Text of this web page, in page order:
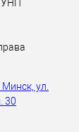
УНП
ул.
30